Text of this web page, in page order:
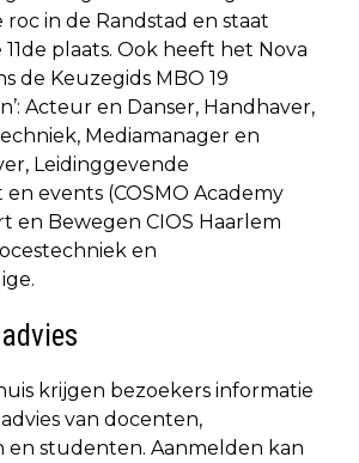
roc in de Randstad en staat
plaats. Ook heeft het Nova
de Keuzegids MBO 19
Acteur en Danser, Handhaver,
Mediamanager en
Leidinggevende
events (COSMO Academy
en Bewegen CIOS Haarlem
en
krijgen bezoekers informatie
van docenten,
en studenten. Aanmelden kan